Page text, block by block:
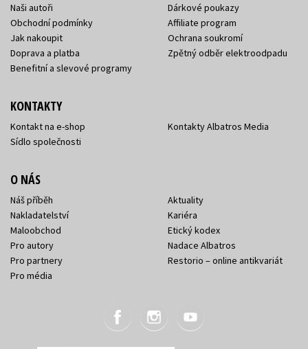
Naši autoři
Obchodní podmínky
Jak nakoupit
Doprava a platba
Benefitní a slevové programy
Dárkové poukazy
Affiliate program
Ochrana soukromí
Zpětný odběr elektroodpadu
KONTAKTY
Kontakt na e-shop
Sídlo společnosti
Kontakty Albatros Media
O NÁS
Náš příběh
Nakladatelství
Maloobchod
Pro autory
Pro partnery
Pro média
Aktuality
Kariéra
Etický kodex
Nadace Albatros
Restorio – online antikvariát